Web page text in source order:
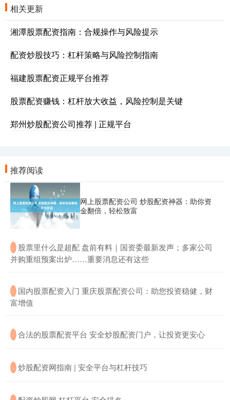
相关更新
湘潭股票配资指南：合规操作与风险提示
配资炒股技巧：杠杆策略与风险控制指南
福建股票配资正规平台推荐
股票配资赚钱：杠杆放大收益，风险控制是关键
郑州炒股配资公司推荐 | 正规平台
推荐阅读
网上股票配资公司 炒股配资神器：助你资
金翻倍，轻松致富
· ​股票里什么是超配 盘前有料｜国资委最新发声；多家公司
并购重组预案出炉……重要消息还有这些
· ​国内股票配资入门 重庆股票配资公司：助您投资稳健，财
富增值
· ​合法的股票配资平台 安全炒股配资门户，让投资更安心
· ​炒股配资网指南 | 安全平台与杠杆技巧